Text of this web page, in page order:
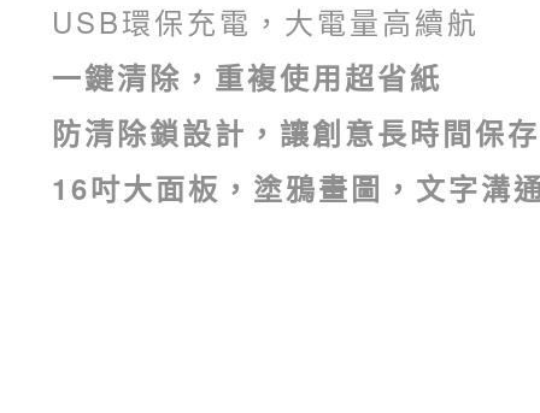
Green Board 42
吋磁性電紙板
大尺寸
Green Board 30
吋磁性電紙板
大尺寸
【Green Board】
15吋 磁性手寫板
特殊型
USB環保充電，大電量高續航
一鍵清除，重複使用超省紙
防清除鎖設計，讓創意長時間保存
16吋大面板，塗鴉畫圖，文字溝